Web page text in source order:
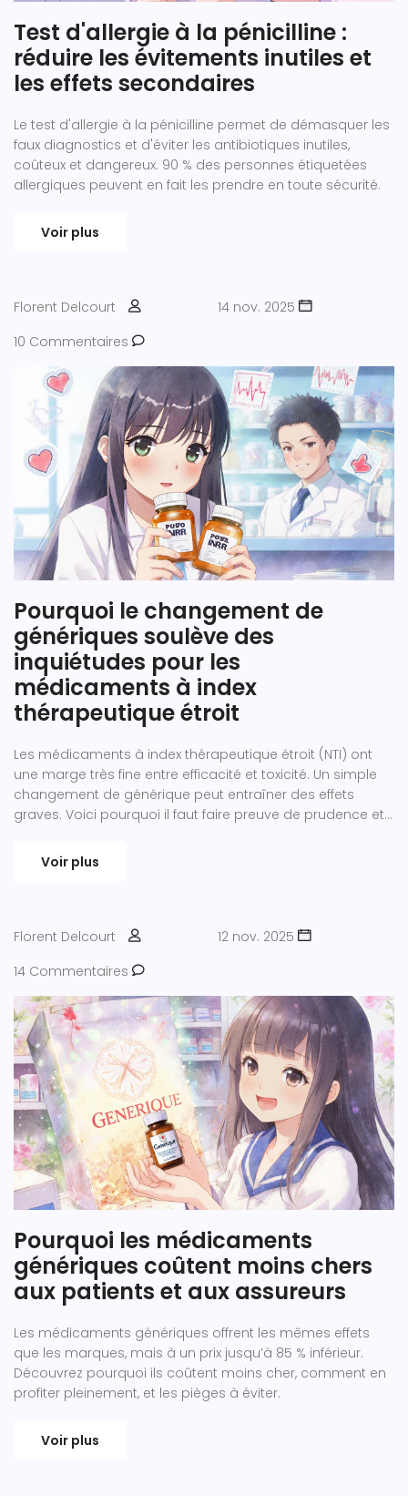
Test d'allergie à la pénicilline :
réduire les évitements inutiles et
les effets secondaires
Le test d'allergie à la pénicilline permet de démasquer les
faux diagnostics et d'éviter les antibiotiques inutiles,
coûteux et dangereux. 90 % des personnes étiquetées
allergiques peuvent en fait les prendre en toute sécurité.
Voir plus
Florent Delcourt
14 nov. 2025
10 Commentaires
Pourquoi le changement de
génériques soulève des
inquiétudes pour les
médicaments à index
thérapeutique étroit
Les médicaments à index thérapeutique étroit (NTI) ont
une marge très fine entre efficacité et toxicité. Un simple
changement de générique peut entraîner des effets
graves. Voici pourquoi il faut faire preuve de prudence et
Voir plus
Florent Delcourt
12 nov. 2025
14 Commentaires
Pourquoi les médicaments
génériques coûtent moins chers
aux patients et aux assureurs
Les médicaments génériques offrent les mêmes effets
que les marques, mais à un prix jusqu’à 85 % inférieur.
Découvrez pourquoi ils coûtent moins cher, comment en
profiter pleinement, et les pièges à éviter.
Voir plus